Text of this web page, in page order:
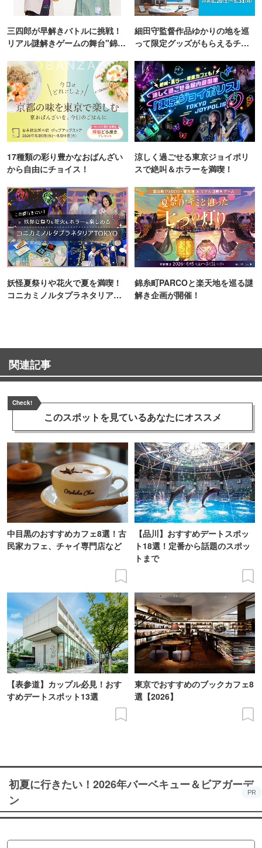
三四郎が早解きバトルに挑戦！
リアル謎解きゲームの舞台"錦糸
細田守監督作品ゆかりの地を巡
って限定グッズがもらえるチャ
17種類の彩り豊かなおばんざい
から自由にチョイス！
涼しく過ごせる東京ジョイポリ
スで絶叫＆ホラーを満喫！
妖怪夏祭りや花火で夏を満喫！
コニカミノルタプラネタリア
錦糸町PARCOと楽天地を巡る謎
解き企画が開催！
関連記事
Check!
このスポットを見ているあなたにオススメ
中目黒のおすすめカフェ8選！古
民家カフェ、チャイ専門店など
【品川】おすすめデートスポッ
ト18選！定番から話題のスポッ
トまで
【表参道】カップル必見！おす
すめデートスポット13選
東京でおすすめのブックカフェ8
選【2026】
初夏に行きたい！2026年バーベキュー＆ビアガーデ
ン
PR